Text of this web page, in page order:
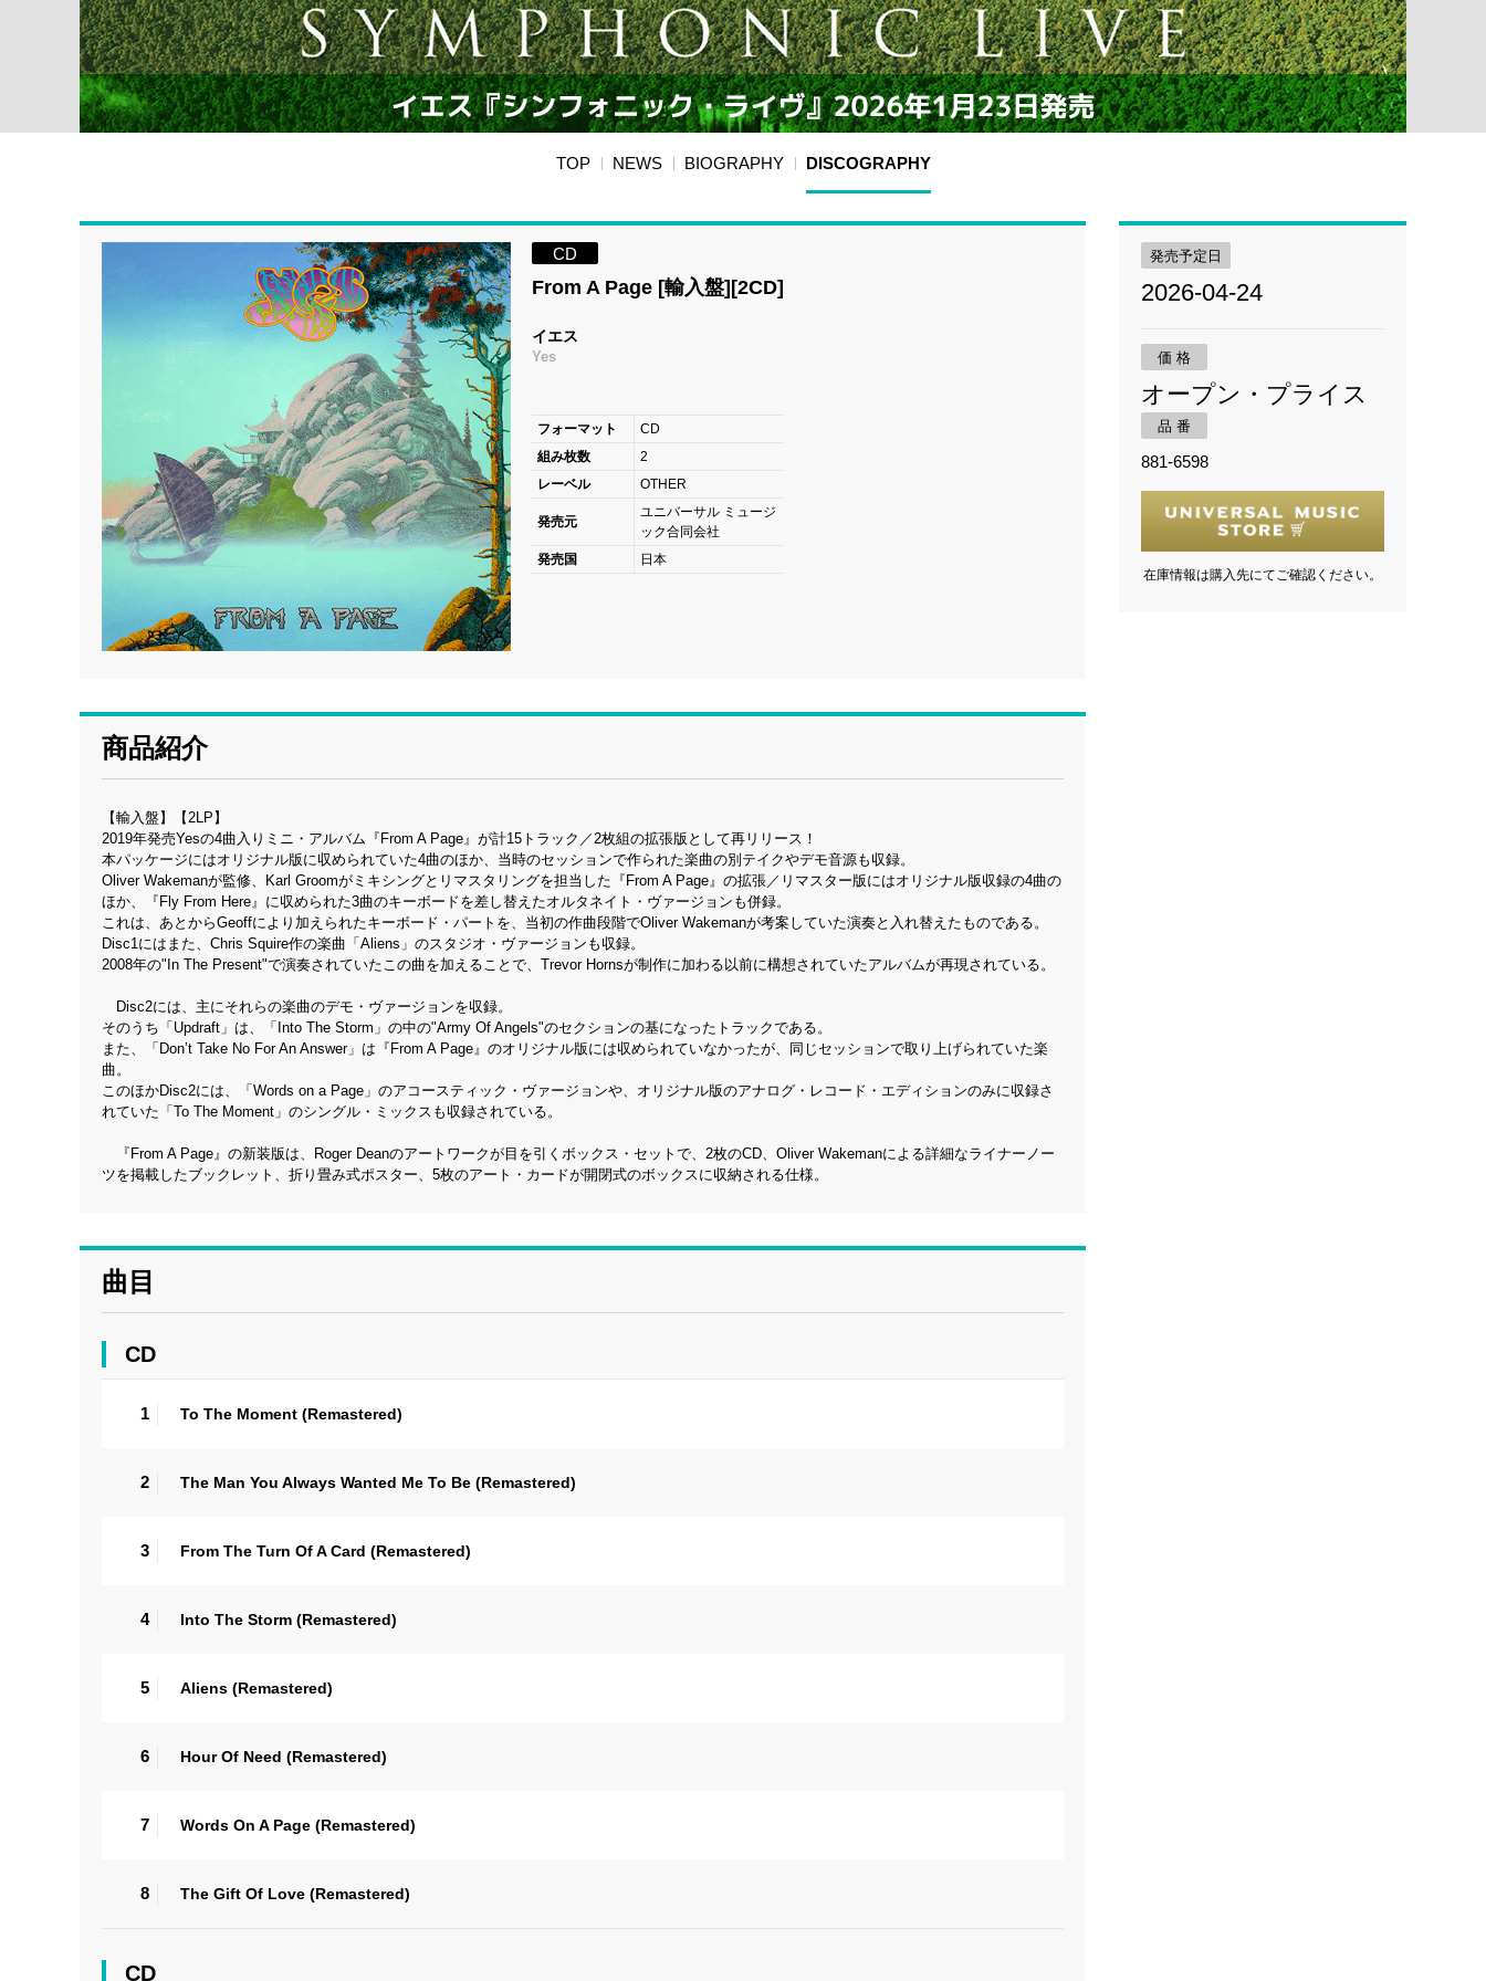
TOP NEWS BIOGRAPHY DISCOGRAPHY
CD
From A Page [輸入盤][2CD]
イエス
Yes
フォーマット
CD
組み枚数
2
レーベル
OTHER
発売元
ユニバーサル ミュージ
ック合同会社
発売国
日本
商品紹介
【輸入盤】【2LP】
2019年発売Yesの4曲入りミニ・アルバム『From A Page』が計15トラック／2枚組の拡張版として再リリース！
本パッケージにはオリジナル版に収められていた4曲のほか、当時のセッションで作られた楽曲の別テイクやデモ音源も収録。
Oliver Wakemanが監修、Karl Groomがミキシングとリマスタリングを担当した『From A Page』の拡張／リマスター版にはオリジナル版収録の4曲の
ほか、『Fly From Here』に収められた3曲のキーボードを差し替えたオルタネイト・ヴァージョンも併録。
これは、あとからGeoffにより加えられたキーボード・パートを、当初の作曲段階でOliver Wakemanが考案していた演奏と入れ替えたものである。
Disc1にはまた、Chris Squire作の楽曲「Aliens」のスタジオ・ヴァージョンも収録。
2008年の"In The Present"で演奏されていたこの曲を加えることで、Trevor Hornsが制作に加わる以前に構想されていたアルバムが再現されている。
Disc2には、主にそれらの楽曲のデモ・ヴァージョンを収録。
そのうち「Updraft」は、「Into The Storm」の中の"Army Of Angels"のセクションの基になったトラックである。
また、「Don’t Take No For An Answer」は『From A Page』のオリジナル版には収められていなかったが、同じセッションで取り上げられていた楽
曲。
このほかDisc2には、「Words on a Page」のアコースティック・ヴァージョンや、オリジナル版のアナログ・レコード・エディションのみに収録さ
れていた「To The Moment」のシングル・ミックスも収録されている。
『From A Page』の新装版は、Roger Deanのアートワークが目を引くボックス・セットで、2枚のCD、Oliver Wakemanによる詳細なライナーノー
ツを掲載したブックレット、折り畳み式ポスター、5枚のアート・カードが開閉式のボックスに収納される仕様。
曲目
CD
1 To The Moment (Remastered)
2 The Man You Always Wanted Me To Be (Remastered)
3 From The Turn Of A Card (Remastered)
4 Into The Storm (Remastered)
5 Aliens (Remastered)
6 Hour Of Need (Remastered)
7 Words On A Page (Remastered)
8 The Gift Of Love (Remastered)
CD
発売予定日
2026-04-24
価 格
オープン・プライス
品 番
881-6598
在庫情報は購入先にてご確認ください。